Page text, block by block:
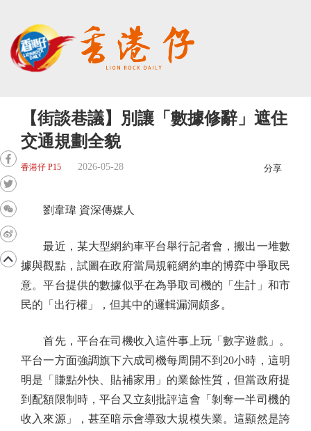
【街談巷議】別讓「數據修辭」遮住
交通規劃全貌
香港仔 P15 2026-05-28 分享
劉韋瑋 資深傳媒人
最近，某大型網約車平台舉行記者會，搬出一堆數
據與觀點，試圖在政府當局規範網約車的博弈中爭取民
意。平台提供的數據似乎在為爭取司機的「生計」和市
民的「出行權」，但其中的邏輯漏洞頗多。
首先，平台在司機收入這件事上玩「數字遊戲」。
平台一方面強調旗下六成司機每周開不到20小時，這明
明是「賺點外快、貼補家用」的業餘性質，但當政府提
到配額限制時，平台又立刻批評這會「剝奪一半司機的
收入來源」，甚至暗示會導致大規模失業。這顯然是誇